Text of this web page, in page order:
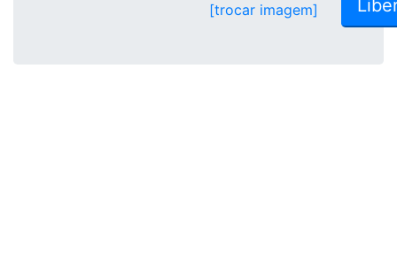
[trocar imagem]